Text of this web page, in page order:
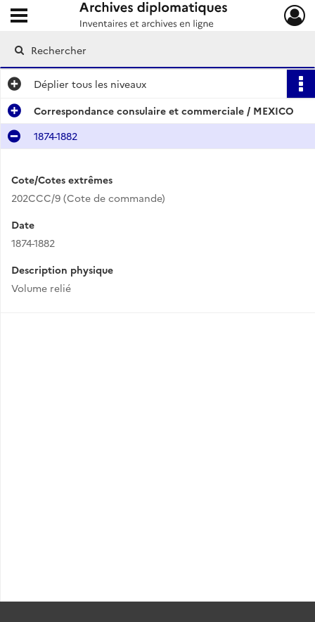
Archives diplomatiques
Ouvrir le menu déroulant
Déplier tous les niveaux
Correspondance consulaire et commerciale / MEXICO
1874-1882
Cote/Cotes extrêmes
202CCC/9 (Cote de commande)
Date
1874-1882
Description physique
Volume relié